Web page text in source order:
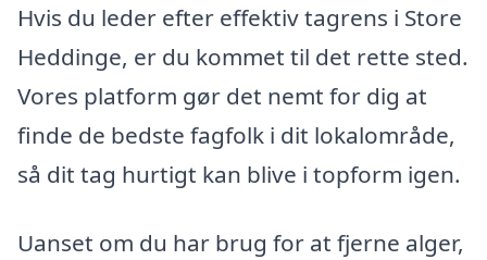
Hvis du leder efter effektiv tagrens i Store
Heddinge, er du kommet til det rette sted.
Vores platform gør det nemt for dig at
finde de bedste fagfolk i dit lokalområde,
så dit tag hurtigt kan blive i topform igen.
Uanset om du har brug for at fjerne alger,